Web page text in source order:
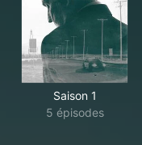
Saison 1
5 épisodes